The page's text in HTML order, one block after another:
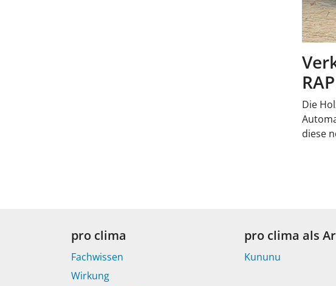
Die
diese
pro clima
Fachwissen
Wirkung
pro clima als
Kununu